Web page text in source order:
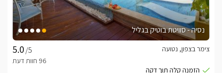
נסיה - סוויטת בוטיק בגליל
/5
צימר בצפון, נטועה